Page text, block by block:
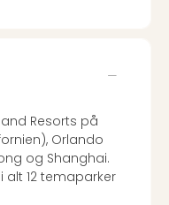
Resorts på
Orlando
og Shanghai.
alt 12 temaparker